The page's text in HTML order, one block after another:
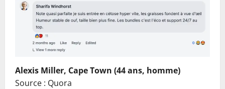
Alexis Miller, Cape Town (44 ans, homme)
Source : Quora